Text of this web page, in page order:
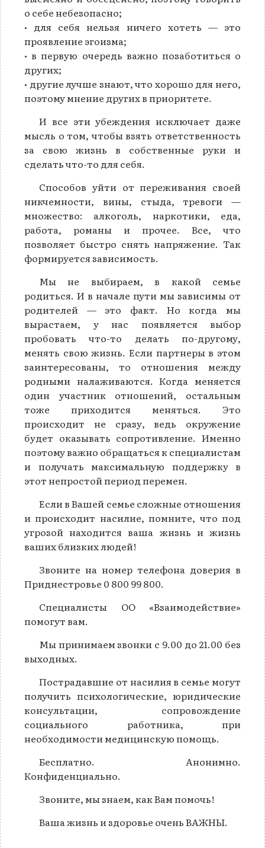
о себе небезопасно;
• для себя нельзя ничего хотеть — это
проявление эгоизма;
• в первую очередь важно позаботиться о
других;
• другие лучше знают, что хорошо для него,
поэтому мнение других в приоритете.
И все эти убеждения исключает даже
мысль о том, чтобы взять ответственность
за свою жизнь в собственные руки и
сделать что-то для себя.
Способов уйти от переживания своей
никчемности, вины, стыда, тревоги —
множество: алкоголь, наркотики, еда,
работа, романы и прочее. Все, что
позволяет быстро снять напряжение. Так
формируется зависимость.
Мы не выбираем, в какой семье
родиться. И в начале пути мы зависимы от
родителей — это факт. Но когда мы
вырастаем, у нас появляется выбор
пробовать что-то делать по-другому,
менять свою жизнь. Если партнеры в этом
заинтересованы, то отношения между
родными налаживаются. Когда меняется
один участник отношений, остальным
тоже приходится меняться. Это
происходит не сразу, ведь окружение
будет оказывать сопротивление. Именно
поэтому важно обращаться к специалистам
и получать максимальную поддержку в
этот непростой период перемен.
Если в Вашей семье сложные отношения
и происходит насилие, помните, что под
угрозой находится ваша жизнь и жизнь
ваших близких людей!
Звоните на номер телефона доверия в
Приднестровье 0 800 99 800.
Специалисты ОО «Взаимодействие»
помогут вам.
Мы принимаем звонки с 9.00 до 21.00 без
выходных.
Пострадавшие от насилия в семье могут
получить психологические, юридические
консультации, сопровождение
социального работника, при
необходимости медицинскую помощь.
Бесплатно. Анонимно.
Конфиденциально.
Звоните, мы знаем, как Вам помочь!
Ваша жизнь и здоровье очень ВАЖНЫ.